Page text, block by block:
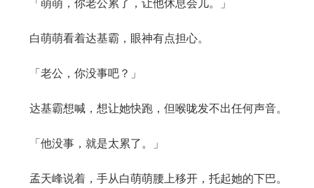
「萌萌，你老公累了，让他休息会儿。」
白萌萌看着达基霸，眼神有点担心。
「老公，你没事吧？」
达基霸想喊，想让她快跑，但喉咙发不出任何声音。
「他没事，就是太累了。」
孟天峰说着，手从白萌萌腰上移开，托起她的下巴。